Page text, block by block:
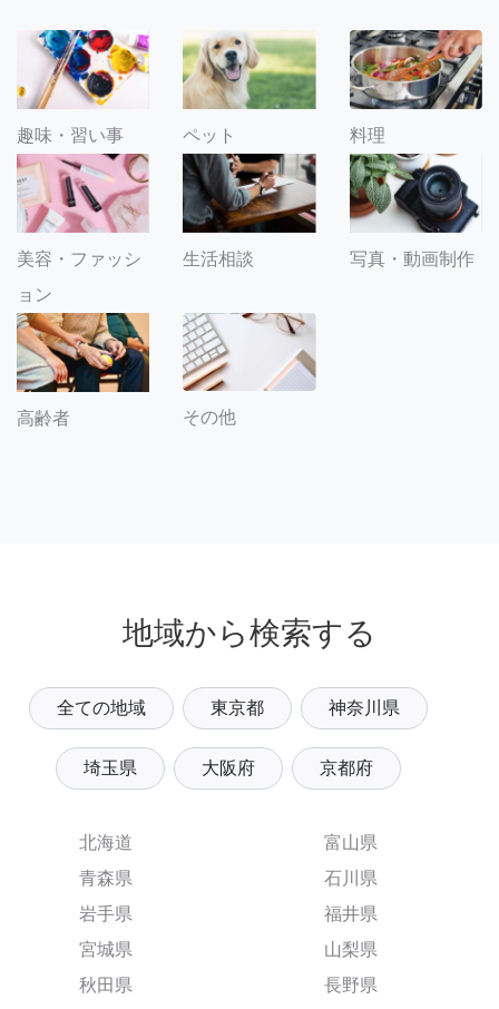
趣味・習い事 ペット 料理
美容・ファッシ
ョン
生活相談 写真・動画制作
高齢者 その他
地域から検索する
全ての地域 東京都 神奈川県
埼玉県 大阪府 京都府
北海道
青森県
岩手県
宮城県
秋田県
富山県
石川県
福井県
山梨県
長野県